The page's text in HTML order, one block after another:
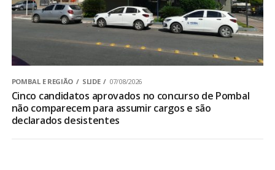
POMBAL E REGIÃO SLIDE 07/08/2026
Cinco candidatos aprovados no concurso de Pombal
não comparecem para assumir cargos e são
declarados desistentes